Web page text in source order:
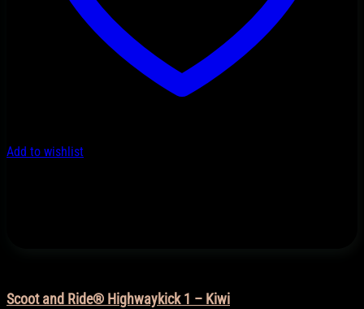
Add to wishlist
Scoot and Ride® Highwaykick 1 – Kiwi